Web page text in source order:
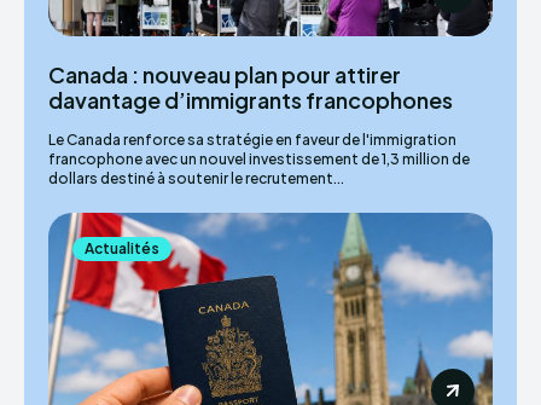
Canada : nouveau plan pour attirer
davantage d’immigrants francophones
Le Canada renforce sa stratégie en faveur de l'immigration
francophone avec un nouvel investissement de 1,3 million de
dollars destiné à soutenir le recrutement...
Actualités